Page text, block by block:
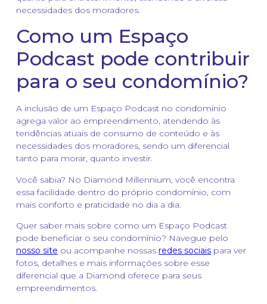
necessidades dos moradores.
Como um Espaço
Podcast pode contribuir
para o seu condomínio?
A inclusão de um Espaço Podcast no condomínio
agrega valor ao empreendimento, atendendo às
tendências atuais de consumo de conteúdo e às
necessidades dos moradores, sendo um diferencial
tanto para morar, quanto investir.
Você sabia? No Diamond Millennium, você encontra
essa facilidade dentro do próprio condomínio, com
mais conforto e praticidade no dia a dia.
Quer saber mais sobre como um Espaço Podcast
pode beneficiar o seu condomínio? Navegue pelo
nosso site ou acompanhe nossas redes sociaispara ver
fotos, detalhes e mais informações sobre esse
diferencial que a Diamond oferece para seus
empreendimentos.